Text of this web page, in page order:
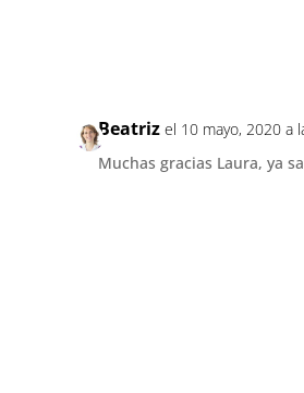
Beatriz el 10 mayo, 2020 a
Muchas gracias Laura, ya